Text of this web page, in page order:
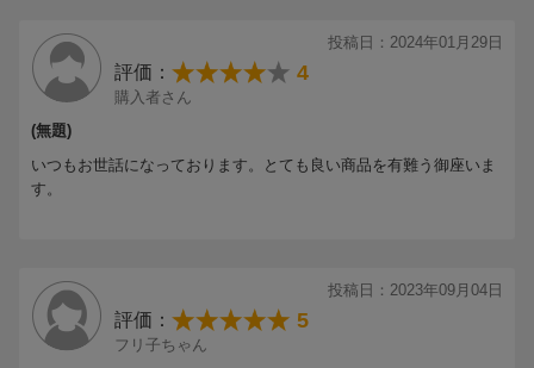
投稿日：2024年01月29日
評価： 4
購入者さん
(無題)
いつもお世話になっております。とても良い商品を有難う御座いま
す。
投稿日：2023年09月04日
評価： 5
フリ子ちゃん